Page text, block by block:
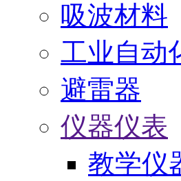
吸波材料
工业自动
避雷器
仪器仪表
教学仪